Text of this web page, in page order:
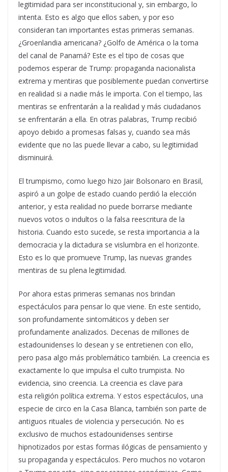
legitimidad para ser inconstitucional y, sin embargo, lo
intenta. Esto es algo que ellos saben, y por eso
consideran tan importantes estas primeras semanas.
¿Groenlandia americana? ¿Golfo de América o la toma
del canal de Panamá? Este es el tipo de cosas que
podemos esperar de Trump: propaganda nacionalista
extrema y mentiras que posiblemente puedan convertirse
en realidad si a nadie más le importa. Con el tiempo, las
mentiras se enfrentarán a la realidad y más ciudadanos
se enfrentarán a ella. En otras palabras, Trump recibió
apoyo debido a promesas falsas y, cuando sea más
evidente que no las puede llevar a cabo, su legitimidad
disminuirá.
El trumpismo, como luego hizo Jair Bolsonaro en Brasil,
aspiró a un golpe de estado cuando perdió la elección
anterior, y esta realidad no puede borrarse mediante
nuevos votos o indultos o la falsa reescritura de la
historia. Cuando esto sucede, se resta importancia a la
democracia y la dictadura se vislumbra en el horizonte.
Esto es lo que promueve Trump, las nuevas grandes
mentiras de su plena legitimidad.
Por ahora estas primeras semanas nos brindan
espectáculos para pensar lo que viene. En este sentido,
son profundamente sintomáticos y deben ser
profundamente analizados. Decenas de millones de
estadounidenses lo desean y se entretienen con ello,
pero pasa algo más problemático también. La creencia es
exactamente lo que impulsa el culto trumpista. No
evidencia, sino creencia. La creencia es clave para
esta religión política extrema. Y estos espectáculos, una
especie de circo en la Casa Blanca, también son parte de
antiguos rituales de violencia y persecución. No es
exclusivo de muchos estadounidenses sentirse
hipnotizados por estas formas ilógicas de pensamiento y
su propaganda y espectáculos. Pero muchos no votaron